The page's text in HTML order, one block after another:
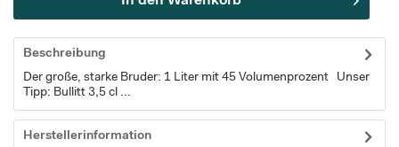
Beschreibung
Der große, starke Bruder: 1 Liter mit 45 Volumenprozent Unser
Tipp: Bullitt 3,5 cl ...
Herstellerinformation